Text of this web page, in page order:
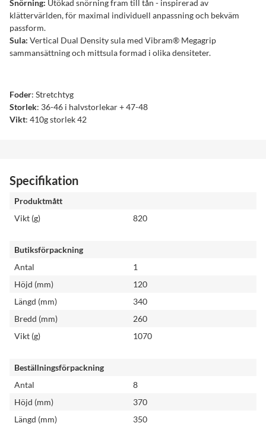
Snörning: Utökad snörning fram till tån - inspirerad av
klättervärlden, för maximal individuell anpassning och bekväm
passform.
Sula: Vertical Dual Density sula med Vibram® Megagrip
sammansättning och mittsula formad i olika densiteter.
Foder: Stretchtyg
Storlek: 36-46 i halvstorlekar + 47-48
Vikt: 410g storlek 42
Specifikation
Produktmått
Vikt (g)
820
Butiksförpackning
Antal
1
Höjd (mm)
120
Längd (mm)
340
Bredd (mm)
260
Vikt (g)
1070
Beställningsförpackning
Antal
8
Höjd (mm)
370
Längd (mm)
350